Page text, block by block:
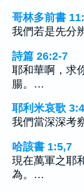
哥林多前書
我們若是先分
詩篇 26:2-7
耶和華啊，求
腸。…
耶利米哀歌
我們當深深考
哈該書 1:5,7
現在萬軍之耶
為。…